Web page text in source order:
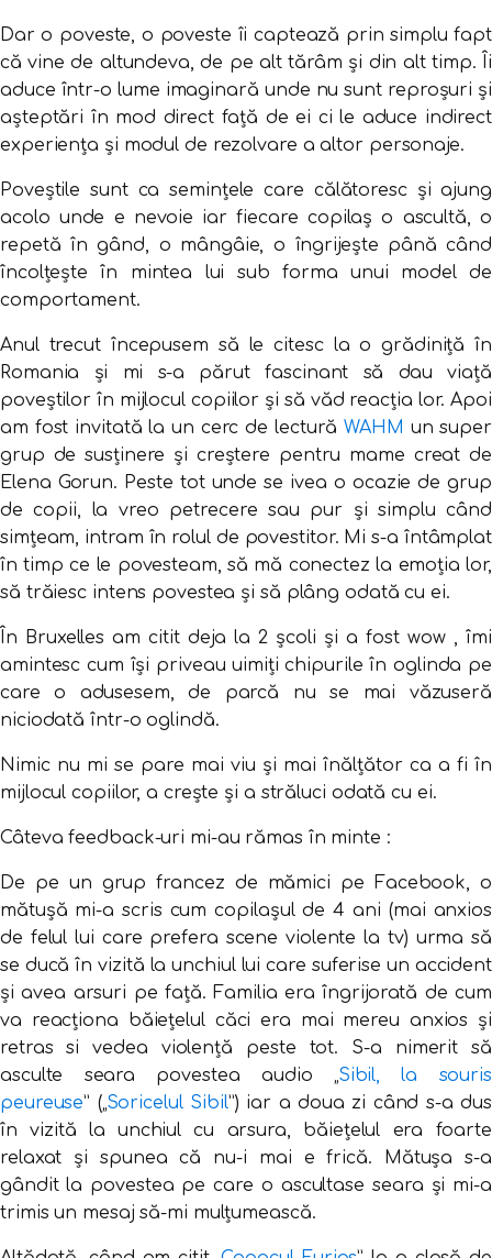
Dar o poveste, o poveste îi captează prin simplu fapt
că vine de altundeva, de pe alt tărâm și din alt timp. Îi
aduce într-o lume imaginară unde nu sunt reproșuri și
așteptări în mod direct față de ei ci le aduce indirect
experiența și modul de rezolvare a altor personaje.
Poveștile sunt ca semințele care călătoresc și ajung
acolo unde e nevoie iar fiecare copilaș o ascultă, o
repetă în gând, o mângâie, o îngrijește până când
încolțește în mintea lui sub forma unui model de
comportament.
Anul trecut începusem să le citesc la o grădiniță în
Romania și mi s-a părut fascinant să dau viață
poveștilor în mijlocul copiilor și să văd reacția lor. Apoi
am fost invitată la un cerc de lecturăWAHM un super
grup de susținere și creștere pentru mame creat de
Elena Gorun. Peste tot unde se ivea o ocazie de grup
de copii, la vreo petrecere sau pur și simplu când
simțeam, intram în rolul de povestitor. Mi s-a întâmplat
în timp ce le povesteam, să mă conectez la emoția lor,
să trăiesc intens povestea și să plâng odată cu ei.
În Bruxelles am citit deja la 2 școli și a fost wow , îmi
amintesc cum își priveau uimiți chipurile în oglinda pe
care o adusesem, de parcă nu se mai văzuseră
niciodată într-o oglindă.
Nimic nu mi se pare mai viu și mai înălțător ca a fi în
mijlocul copiilor, a crește și a străluci odată cu ei.
Câteva feedback-uri mi-au rămas în minte :
De pe un grup francez de mămici pe Facebook, o
mătușă mi-a scris cum copilașul de 4 ani (mai anxios
de felul lui care prefera scene violente la tv) urma să
se ducă în vizită la unchiul lui care suferise un accident
și avea arsuri pe față. Familia era îngrijorată de cum
va reacționa băiețelul căci era mai mereu anxios și
retras si vedea violență peste tot. S-a nimerit să
asculte seara povestea audio „Sibil, la souris
peureuse” („Soricelul Sibil”) iar a doua zi când s-a dus
în vizită la unchiul cu arsura, băiețelul era foarte
relaxat și spunea că nu-i mai e frică. Mătușa s-a
gândit la povestea pe care o ascultase seara și mi-a
trimis un mesaj să-mi mulțumească.